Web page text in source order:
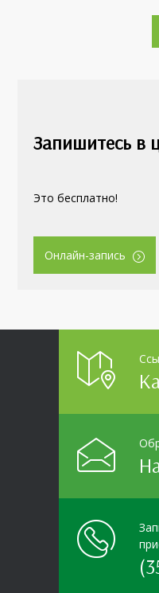
Запишитесь в
Это бесплатно!
Онлайн-запись